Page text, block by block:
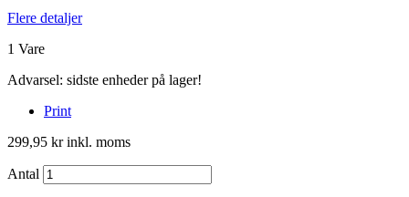
Flere detaljer
1 Vare
Advarsel: sidste enheder på lager!
Print
299,95 krinkl. moms
Antal